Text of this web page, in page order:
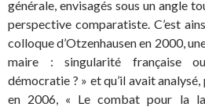
générale, envisagés sous un angle
perspective comparatiste. C’est
colloque d’Otzenhausen en 2000,
maire : singularité française
démocratie ? » et qu’il avait
en 2006, « Le combat pour la